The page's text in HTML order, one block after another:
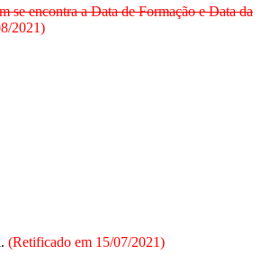
encontra a Data de Formação e Data da
2021)
(Retificado em 15/07/2021)